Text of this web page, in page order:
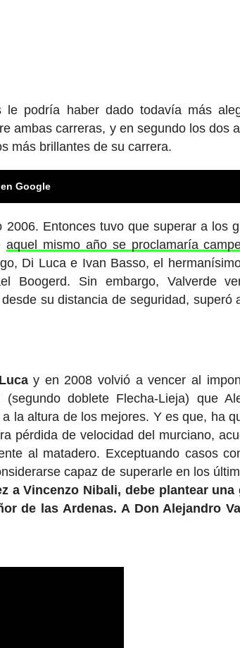
le podría haber dado todavía más
ambas carreras, y en segundo los dos
más brillantes de su carrera.
Google
Entonces tuvo que superar a los
aquel mismo año se proclamaría
Di Luca e Ivan Basso, el
Boogerd. Sin embargo, Valverde
su distancia de seguridad, superó
y en 2008 volvió a vencer al
doblete Flecha-Lieja) que
la altura de los mejores. Y es que, ha
pérdida de velocidad del murciano,
al matadero. Exceptuando casos
capaz de superarle en los
a Vincenzo Nibali, debe plantear una
de las Ardenas. A Don Alejandro